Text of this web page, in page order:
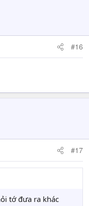
#16
#17
tớ đưa ra khác